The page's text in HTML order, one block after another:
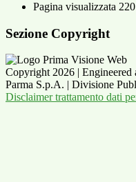
Pagina visualizzata 220
Sezione Copyright
Copyright 2026 |
Parma S.p.A. | Divisione
Disclaimer trattamento dati